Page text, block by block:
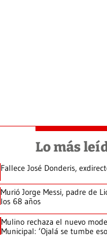
Lo más
Fallece José Donderis,
Murió Jorge Messi, padre de
los 68 años
Mulino rechaza el nuevo
Municipal: ‘Ojalá se tumbe